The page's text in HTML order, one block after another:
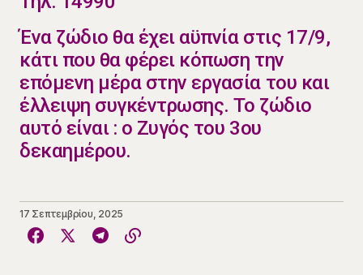
​​Ένα ζώδιο θα έχει αϋπνία στις 17/9,
κάτι που θα φέρει κόπωση την
επόμενη μέρα στην εργασία του και
έλλειψη συγκέντρωσης. Το ζώδιο
αυτό είναι : ο Ζυγός του 3ου
δεκαημέρου.
17 Σεπτεμβρίου, 2025